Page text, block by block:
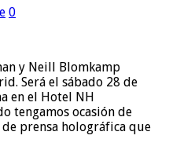
0
y Neill Blomkamp
Será el sábado 28 de
en el Hotel NH
tengamos ocasión de
prensa holográfica que